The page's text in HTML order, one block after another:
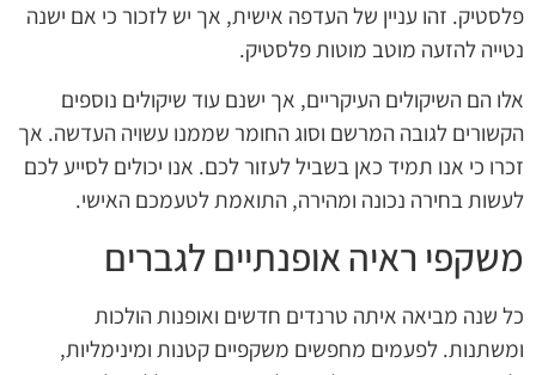
פלסטיק. זהו עניין של העדפה אישית, אך יש לזכור כי אם ישנה
נטייה להזעה מוטב מוטות פלסטיק.
אלו הם השיקולים העיקריים, אך ישנם עוד שיקולים נוספים
הקשורים לגובה המרשם וסוג החומר שממנו עשויה העדשה. אך
זכרו כי אנו תמיד כאן בשביל לעזור לכם. אנו יכולים לסייע לכם
לעשות בחירה נכונה ומהירה, התואמת לטעמכם האישי.
משקפי ראיה אופנתיים לגברים
כל שנה מביאה איתה טרנדים חדשים ואופנות הולכות
ומשתנות. לפעמים מחפשים משקפיים קטנות ומינימליות,